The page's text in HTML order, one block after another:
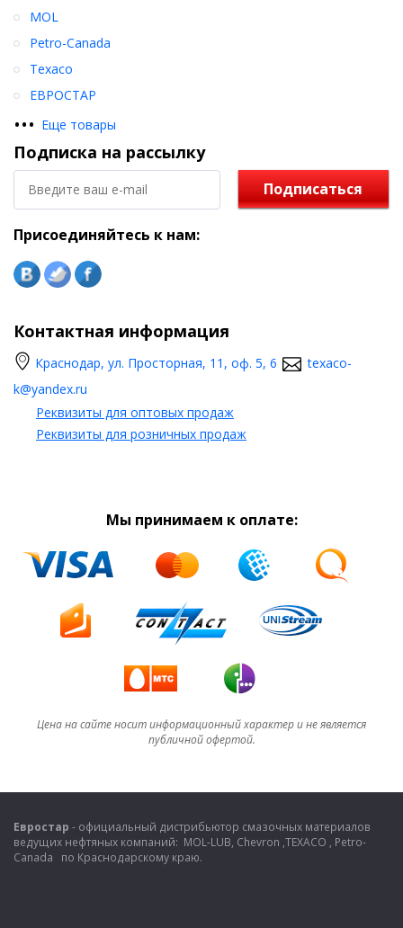
••• Еще товары
MOL
Petro-Canada
Texaco
ЕВРОСТАР
Подписка на рассылку
Подписаться
Присоединяйтесь к нам:
Контактная информация
Краснодар, ул. Просторная, 11, оф. 5, 6
texaco-
k@yandex.ru
Реквизиты для оптовых продаж
Реквизиты для розничных продаж
Мы принимаем к оплате:
Цена на сайте носит информационный характер и не является
публичной офертой.
Евростар - официальный дистрибьютор смазочных материалов
ведущих нефтяных компаний: MOL-LUB, Chevron ,TEXACO , Petro-
Canada по Краснодарскому краю.